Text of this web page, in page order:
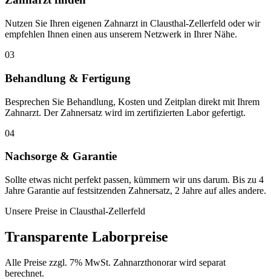
Nutzen Sie Ihren eigenen Zahnarzt in Clausthal-Zellerfeld oder wir
empfehlen Ihnen einen aus unserem Netzwerk in Ihrer Nähe.
03
Behandlung & Fertigung
Besprechen Sie Behandlung, Kosten und Zeitplan direkt mit Ihrem
Zahnarzt. Der Zahnersatz wird im zertifizierten Labor gefertigt.
04
Nachsorge & Garantie
Sollte etwas nicht perfekt passen, kümmern wir uns darum. Bis zu 4
Jahre Garantie auf festsitzenden Zahnersatz, 2 Jahre auf alles andere.
Unsere Preise in Clausthal-Zellerfeld
Transparente Laborpreise
Alle Preise zzgl. 7% MwSt. Zahnarzthonorar wird separat
berechnet.